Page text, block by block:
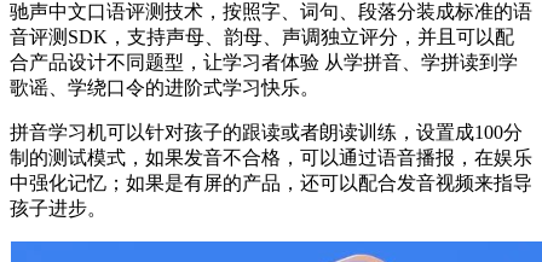
驰声中文口语评测技术，按照字、词句、段落分装成标准的语
音评测SDK，支持声母、韵母、声调独立评分，并且可以配
合产品设计不同题型，让学习者体验 从学拼音、学拼读到学
歌谣、学绕口令的进阶式学习快乐。
拼音学习机可以针对孩子的跟读或者朗读训练，设置成100分
制的测试模式，如果发音不合格，可以通过语音播报，在娱乐
中强化记忆；如果是有屏的产品，还可以配合发音视频来指导
孩子进步。